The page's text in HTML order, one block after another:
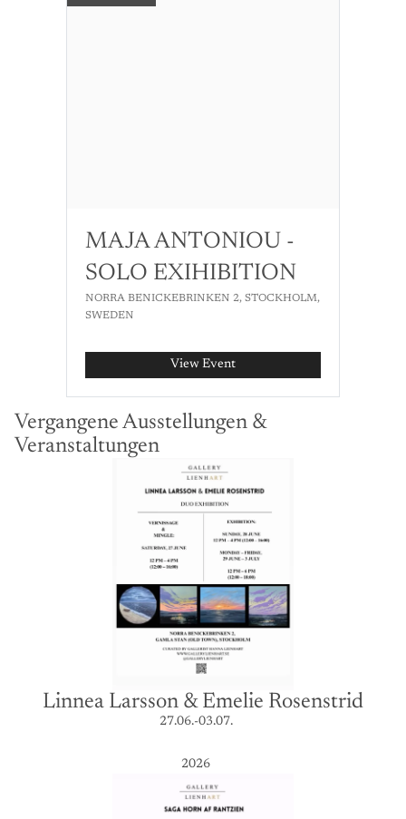
MAJA ANTONIOU -
SOLO EXIHIBITION
NORRA BENICKEBRINKEN 2, STOCKHOLM,
SWEDEN
View Event
Vergangene Ausstellungen &
Veranstaltungen
Linnea Larsson & Emelie Rosenstrid
27.06.-03.07.
2026